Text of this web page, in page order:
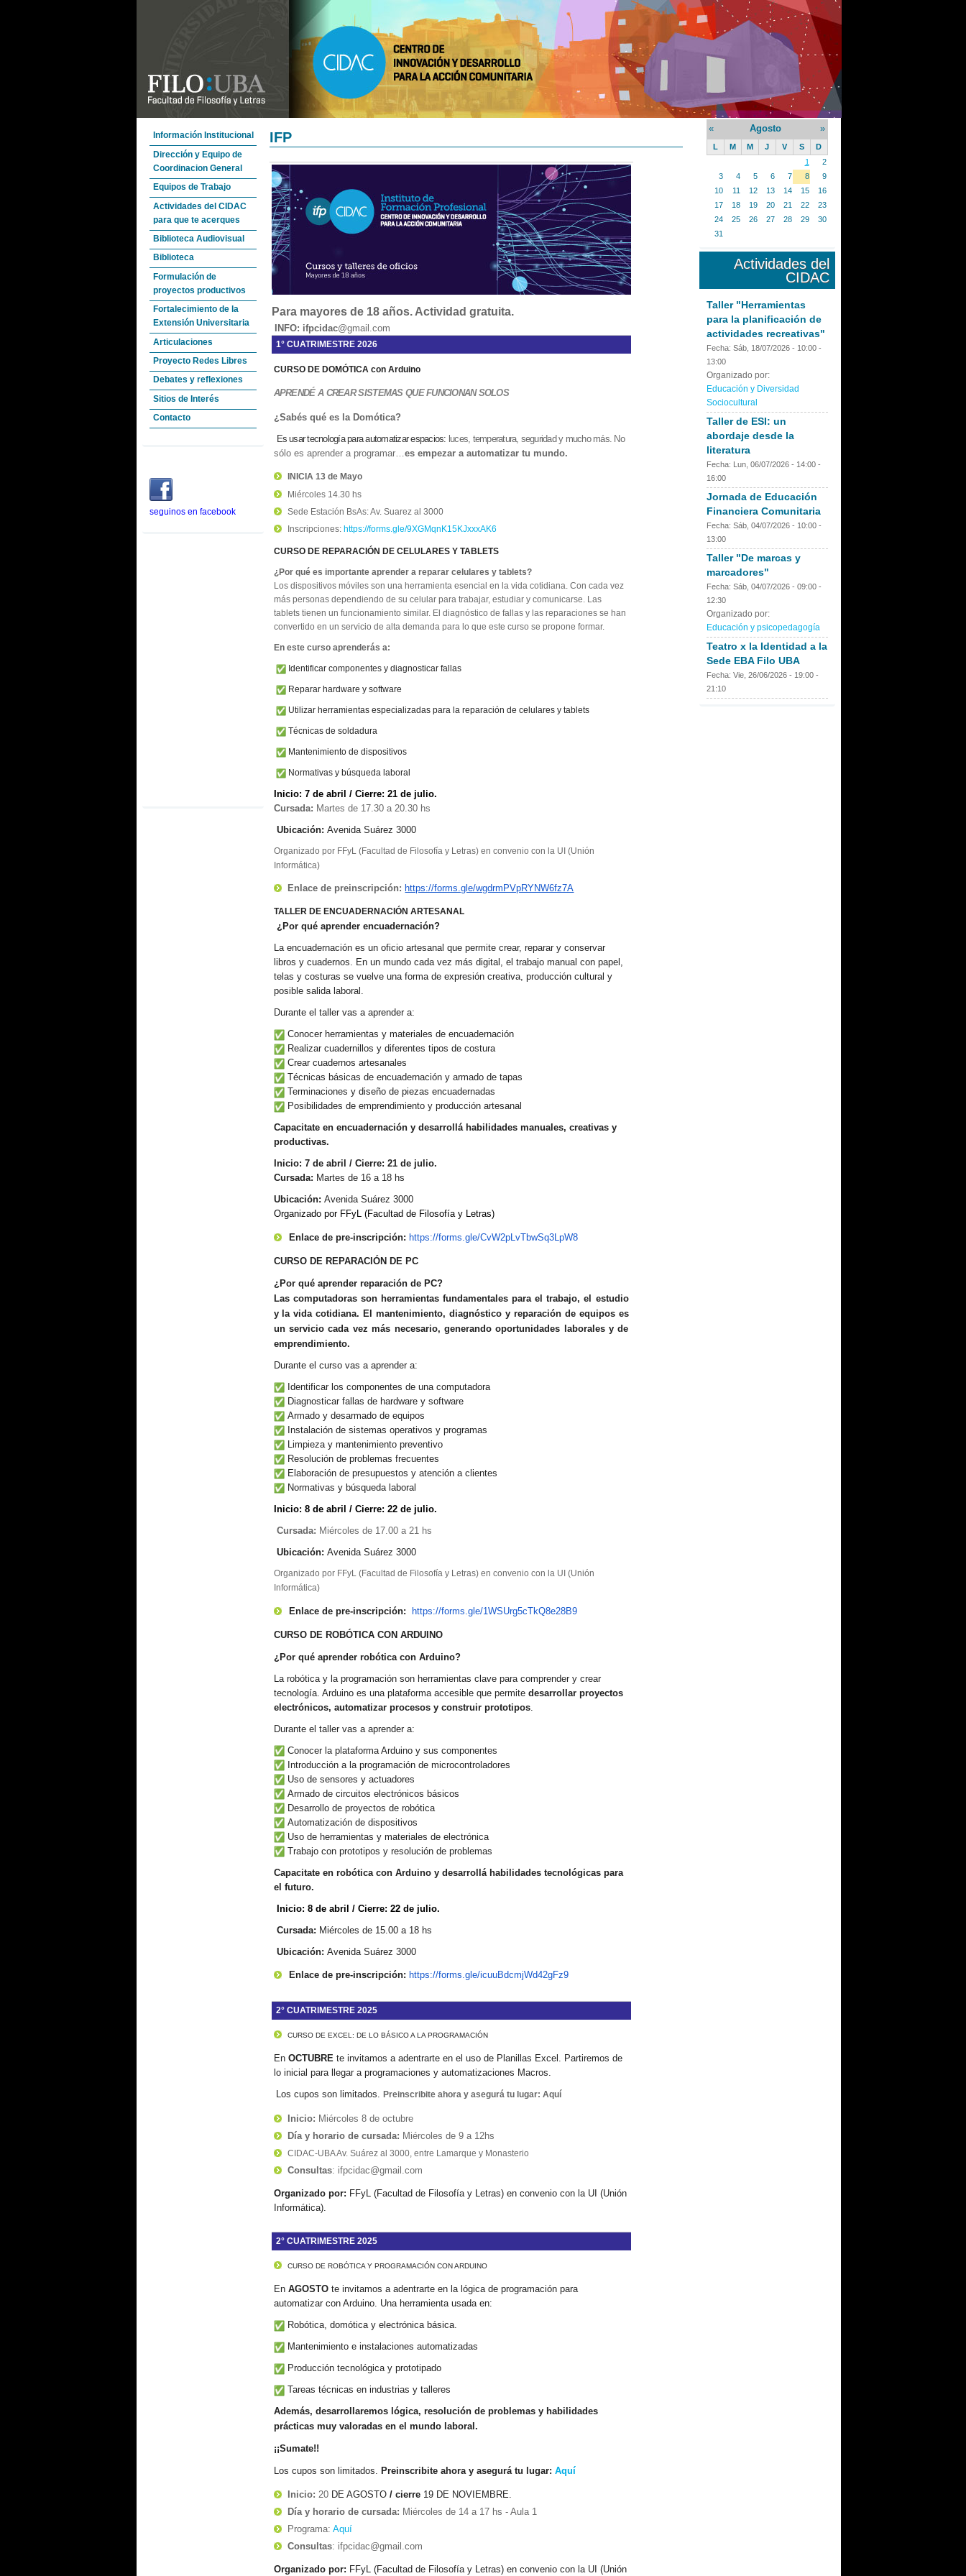
Información Institucional
Dirección y Equipo de
Coordinacion General
Equipos de Trabajo
Actividades del CIDAC
para que te acerques
Biblioteca Audiovisual
Biblioteca
Formulación de
proyectos productivos
Fortalecimiento de la
Extensión Universitaria
Articulaciones
Proyecto Redes Libres
Debates y reflexiones
Sitios de Interés
Contacto
seguinos en facebook
« Agosto »
L M M J V S
D
1
2
3
4 5 6 7 8
9
10
11 12 13 14 15
16
17
18 19 20 21 22
23
24
25 26 27 28 29
30
31
Actividades del
CIDAC
Taller "Herramientas
para la planificación de
actividades recreativas"
Fecha: Sáb, 18/07/2026 - 10:00-
13:00
Organizado por:
Educación y Diversidad
Sociocultural
Taller de ESI: un
abordaje desde la
literatura
Fecha: Lun, 06/07/2026 - 14:00-
16:00
Jornada de Educación
Financiera Comunitaria
Fecha: Sáb, 04/07/2026 - 10:00-
13:00
Taller "De marcas y
marcadores"
Fecha: Sáb, 04/07/2026 - 09:00-
12:30
Organizado por:
Educación y psicopedagogía
Teatro x la Identidad a la
Sede EBA Filo UBA
Fecha: Vie, 26/06/2026 - 19:00-
21:10
IFP
Para mayores de 18 años. Actividad gratuita.
INFO: ifpcidac@gmail.com
1° CUATRIMESTRE 2026
CURSO DE DOMÓTICA con Arduino
APRENDÉ A CREAR SISTEMASQUE FUNCIONAN SOLOS
¿Sabés qué es la Domótica?
Es usar tecnología para automatizar espacios: luces, temperatura, seguridad y mucho más. No
sólo es aprender a programar…es empezar a automatizar tu mundo.
INICIA 13 de Mayo
Miércoles 14.30 hs
Sede Estación BsAs: Av. Suarez al 3000
Inscripciones: https://forms.gle/9XGMqnK15KJxxxAK6
CURSO DE REPARACIÓN DE CELULARES Y TABLETS
¿Por qué es importante aprender a reparar celulares y tablets?
Los dispositivos móviles son una herramienta esencial en la vida cotidiana. Con cada vez
más personas dependiendo de su celular para trabajar, estudiar y comunicarse. Las
tablets tienen un funcionamiento similar. El diagnóstico de fallas y las reparaciones se han
convertido en un servicio de alta demanda para lo que este curso se propone formar.
En este curso aprenderás a:
Identificar componentes y diagnosticar fallas
Reparar hardware y software
Utilizar herramientas especializadas para la reparación de celulares y tablets
Técnicas de soldadura
Mantenimiento de dispositivos
Normativas y búsqueda laboral
nicio: 7 de abril / Cierre: 21 de julio.
Cursada: Martes de 17.30 a 20.30 hs
Ubicación: Avenida Suárez 3000
Organizado por FFyL (Facultad de Filosofía y Letras) en convenio con la UI (Unión
Informática)
Enlace de preinscripción: https://forms.gle/wgdrmPVpRYNW6fz7A
TALLER DE ENCUADERNACIÓN ARTESANAL
¿Por qué aprender encuadernación?
La encuadernación es un oficio artesanal que permite crear, reparar y conservar
libros y cuadernos. En un mundo cada vez más digital, el trabajo manual con papel,
telas y costuras se vuelve una forma de expresión creativa, producción cultural y
posible salida laboral.
Durante el taller vas a aprender a:
Conocer herramientas y materiales de encuadernación
Realizar cuadernillos y diferentes tipos de costura
Crear cuadernos artesanales
Técnicas básicas de encuadernación y armado de tapas
Terminaciones y diseño de piezas encuadernadas
Posibilidades de emprendimiento y producción artesanal
Capacitate en encuadernación y desarrollá habilidades manuales, creativas y
productivas.
nicio: 7 de abril / Cierre: 21 de julio.
Cursada: Martes de 16 a 18 hs
Ubicación: Avenida Suárez 3000
Organizado por FFyL (Facultad de Filosofía y Letras)
Enlace de pre-inscripción: https://forms.gle/CvW2pLvTbwSq3LpW8
CURSO DE REPARACIÓN DE PC
¿Por qué aprender reparación de PC?
Las computadoras son herramientas fundamentales para el trabajo, el estudio
y la vida cotidiana. Elmantenimiento, diagnóstico y reparación de equiposes
un servicio cada vez más necesario, generando oportunidades laborales y de
emprendimiento.
Durante el curso vas a aprender a:
Identificar los componentes de una computadora
Diagnosticar fallas de hardware y software
Armado y desarmado de equipos
Instalación de sistemas operativos y programas
Limpieza y mantenimiento preventivo
Resolución de problemas frecuentes
Elaboración de presupuestos y atención a clientes
Normativas y búsqueda laboral
nicio: 8 de abril / Cierre: 22 de julio.
Cursada: Miércoles de 17.00 a 21 hs
Ubicación: Avenida Suárez 3000
Organizado por FFyL (Facultad de Filosofía y Letras) en convenio con la UI (Unión
Informática)
Enlace de pre-inscripción: https://forms.gle/1WSUrg5cTkQ8e28B9
CURSO DE ROBÓTICA CON ARDUINO
¿Por qué aprender robótica con Arduino?
La robótica y la programación son herramientas clave para comprender y crear
tecnología. Arduino es una plataforma accesible que permite desarrollar proyectos
electrónicos, automatizar procesos y construir prototipos.
Durante el taller vas a aprender a:
Conocer la plataforma Arduino y sus componentes
Introducción a la programación de microcontroladores
Uso de sensores y actuadores
Armado de circuitos electrónicos básicos
Desarrollo de proyectos de robótica
Automatización de dispositivos
Uso de herramientas y materiales de electrónica
Trabajo con prototipos y resolución de problemas
Capacitate en robótica con Arduino y desarrollá habilidades tecnológicas para
el futuro.
Inicio: 8 de abril / Cierre: 22 de julio.
Cursada: Miércoles de 15.00 a 18 hs
Ubicación: Avenida Suárez 3000
Enlace de pre-inscripción: https://forms.gle/icuuBdcmjWd42gFz9
2° CUATRIMESTRE 2025
CURSO DE EXCEL: DE LO BÁSICO A LA PROGRAMACIÓN
En OCTUBREte invitamos a adentrarte en el uso de Planillas Excel. Partiremos de
lo inicial para llegar a programaciones y automatizaciones Macros.
Los cupos son limitados. Preinscribite ahora y asegurá tu lugar: Aquí
Inicio: Miércoles 8 de octubre
Día y horario de cursada: Miércoles de 9 a 12hs
CIDAC-UBA Av. Suárez al 3000, entre Lamarque y Monasterio
Consultas: ifpcidac@gmail.com
Organizado por: FFyL (Facultad de Filosofía y Letras) en convenio con la UI (Unión
Informática).
2° CUATRIMESTRE 2025
CURSO DE ROBÓTICA Y PROGRAMACIÓN CON ARDUINO
En AGOSTOte invitamos a adentrarte en la lógica de programación para
automatizar con Arduino. Una herramienta usada en:
Robótica, domótica y electrónica básica.
Mantenimiento e instalaciones automatizadas
Producción tecnológica y prototipado
Tareas técnicas en industrias y talleres
Además, desarrollaremos lógica, resolución de problemas y habilidades
prácticas muy valoradas en el mundo laboral.
¡¡Sumate!!
Los cupos son limitados. Preinscribite ahora y asegurá tu lugar: Aquí
Inicio: 20 DE AGOSTO / cierre 19 DE NOVIEMBRE.
Día y horario de cursada: Miércoles de 14 a 17 hs - Aula 1
Programa:Aquí
Consultas: ifpcidac@gmail.com
Organizado por: FFyL (Facultad de Filosofía y Letras) en convenio con la UI (Unión